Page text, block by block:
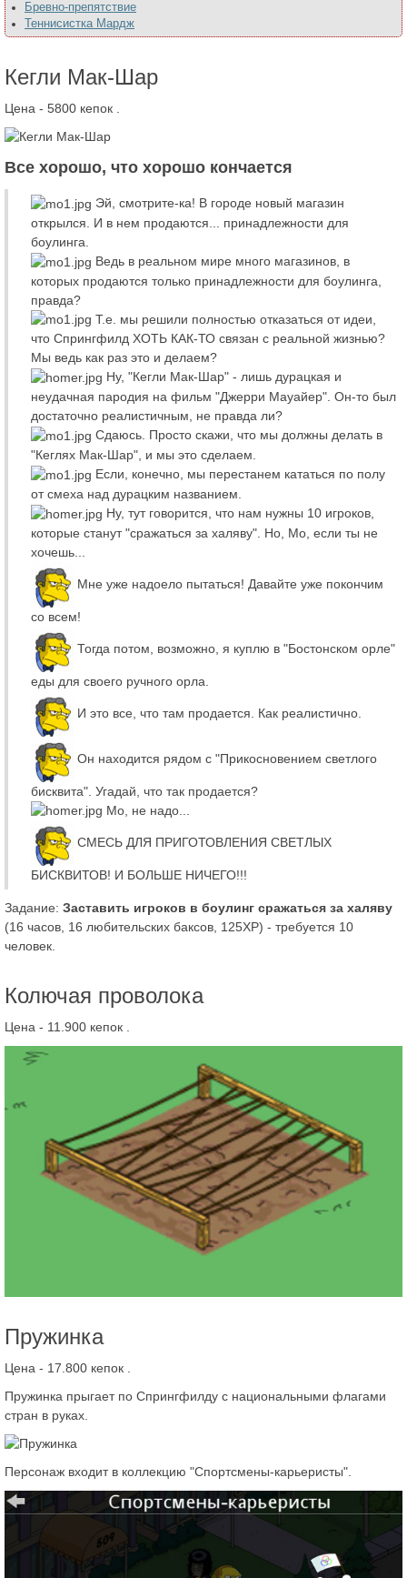
Бревно-препятствие
Теннисистка Мардж
Кегли Мак-Шар
Цена - 5800 кепок
Все хорошо, что хорошо кончается
Эй, смотрите-ка! В городе новый магазин
открылся. И в нем продаются... принадлежности для
боулинга.
Ведь в реальном мире много магазинов, в
которых продаются только принадлежности для боулинга,
правда?
Т.е. мы решили полностью отказаться от идеи,
что Спрингфилд ХОТЬ КАК-ТО связан с реальной жизнью?
Мы ведь как раз это и делаем?
Ну, "Кегли Мак-Шар" - лишь дурацкая и
неудачная пародия на фильм "Джерри Мауайер". Он-то был
достаточно реалистичным, не правда ли?
Сдаюсь. Просто скажи, что мы должны делать в
"Кеглях Мак-Шар", и мы это сделаем.
Если, конечно, мы перестанем кататься по полу
от смеха над дурацким названием.
Ну, тут говорится, что нам нужны 10 игроков,
которые станут "сражаться за халяву". Но, Мо, если ты не
хочешь...
Мне уже надоело пытаться! Давайте уже покончим
со всем!
Тогда потом, возможно, я куплю в "Бостонском орле"
еды для своего ручного орла.
И это все, что там продается. Как реалистично.
Он находится рядом с "Прикосновением светлого
бисквита". Угадай, что так продается?
Мо, не надо...
СМЕСЬ ДЛЯ ПРИГОТОВЛЕНИЯ СВЕТЛЫХ
БИСКВИТОВ! И БОЛЬШЕ НИЧЕГО!!!
Задание: Заставить игроков в боулинг сражаться за халяву
(16 часов, 16 любительских баксов, 125XP) - требуется 10
человек.
Колючая проволока
Цена - 11.900 кепок .
Пружинка
Цена - 17.800 кепок .
Пружинка прыгает по Спрингфилду с национальными флагами
стран в руках.
Персонаж входит в коллекцию "Спортсмены-карьеристы".